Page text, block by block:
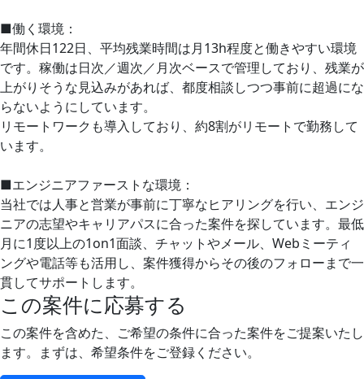
■働く環境：
年間休日122日、平均残業時間は月13h程度と働きやすい環境
です。稼働は日次／週次／月次ベースで管理しており、残業が
上がりそうな見込みがあれば、都度相談しつつ事前に超過にな
らないようにしています。
リモートワークも導入しており、約8割がリモートで勤務して
います。
■エンジニアファーストな環境：
当社では人事と営業が事前に丁寧なヒアリングを行い、エンジ
ニアの志望やキャリアパスに合った案件を探しています。最低
月に1度以上の1on1面談、チャットやメール、Webミーティ
ングや電話等も活用し、案件獲得からその後のフォローまで一
貫してサポートします。
この案件に応募する
この案件を含めた、ご希望の条件に合った案件をご提案いたし
ます。まずは、希望条件をご登録ください。